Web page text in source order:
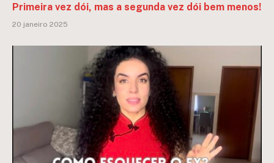
Primeira vez dói, mas a segunda vez dói bem menos!
20 janeiro 2025